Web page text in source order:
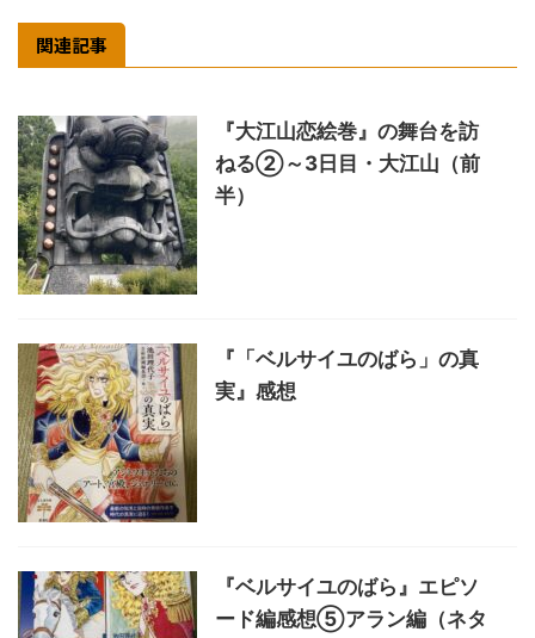
関連記事
『大江山恋絵巻』の舞台を訪
ねる②～3日目・大江山（前
半）
『「ベルサイユのばら」の真
実』感想
『ベルサイユのばら』エピソ
ード編感想⑤アラン編（ネタ